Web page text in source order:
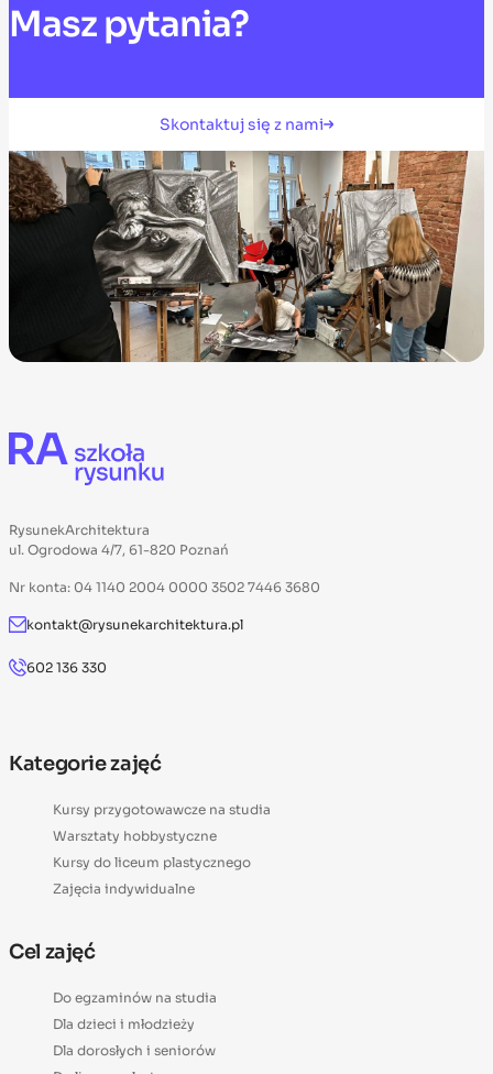
Masz pytania?
Skontaktuj się z nami
RysunekArchitektura
ul. Ogrodowa 4/7, 61-820 Poznań
Nr konta: 04 1140 2004 0000 3502 7446 3680
kontakt@rysunekarchitektura.pl
602 136 330
Kategorie zajęć
Kursy przygotowawcze na studia
Warsztaty hobbystyczne
Kursy do liceum plastycznego
Zajęcia indywidualne
Cel zajęć
Do egzaminów na studia
Dla dzieci i młodzieży
Dla dorosłych i seniorów